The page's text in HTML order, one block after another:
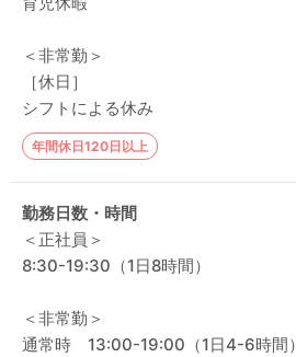
＜非常勤＞
［休日］
シフトによる休み
年間休日120日以上
勤務日数・時間
＜正社員＞
8:30-19:30（1日8時間）
＜非常勤＞
通常時 13:00-19:00（1日4-6時間）